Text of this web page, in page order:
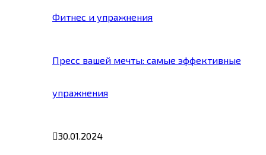
Фитнес и упражнения
Пресс вашей мечты: самые эффективные
упражнения
30.01.2024